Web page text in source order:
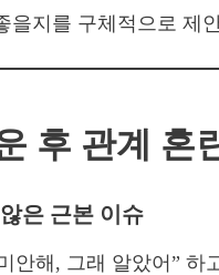
을지를 구체적으로 제
후 관계 혼
은 근본 이슈
안해, 그래 알았어”